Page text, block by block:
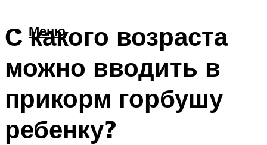
Меню
С какого возраста
можно вводить в
прикорм горбушу
ребенку?